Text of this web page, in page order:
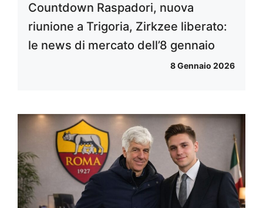
Countdown Raspadori, nuova
riunione a Trigoria, Zirkzee liberato:
le news di mercato dell’8 gennaio
8 Gennaio 2026